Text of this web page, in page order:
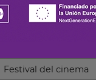
Festival del cinema